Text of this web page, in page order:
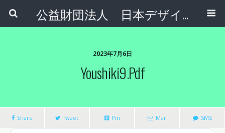
公益財団法人 日本デザインナンバー財団
2023年7月6日
Youshiki9.pdf
Share Tweet Pin Mail SMS